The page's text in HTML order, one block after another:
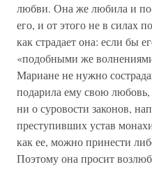
любви. Она же любила и
его, и от этого не в силах
как страдает она: если бы
«подобными же
Мариане не нужно
подарила ему свою
ни о суровости законов,
преступивших устав
как ее, можно принести
Поэтому она просит